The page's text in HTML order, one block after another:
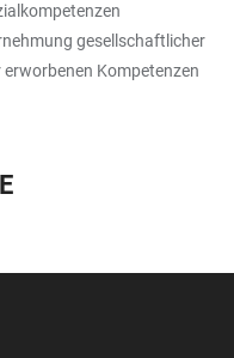
gesellschaftlicher
Kompetenzen